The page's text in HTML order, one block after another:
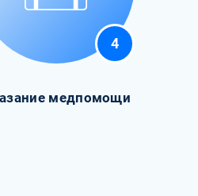
4
медпомощи